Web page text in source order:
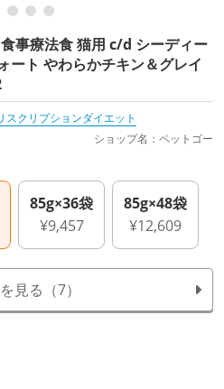
食事療法食 猫用 c/d シーディー
ート やわらかチキン＆グレイ
スクリプションダイエット
ショップ名：ペットゴー
85g×36袋
¥9,457
85g×48袋
¥12,609
見る（7）